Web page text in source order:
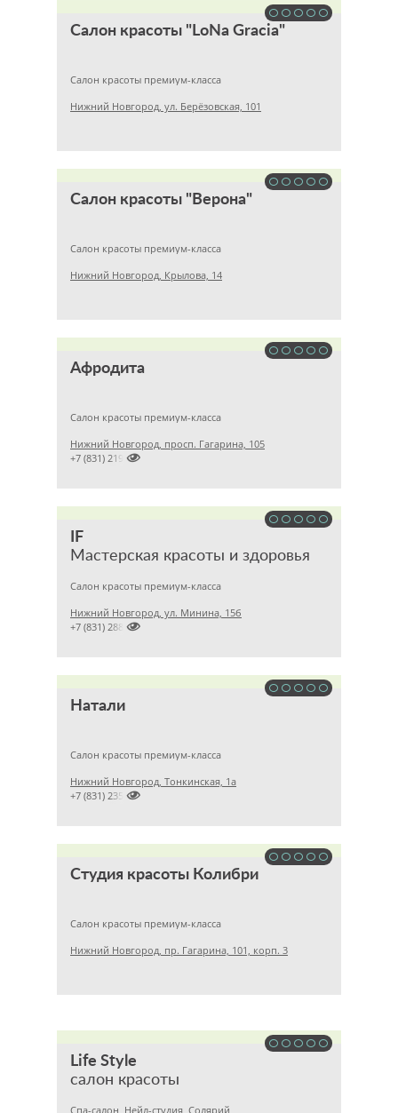
Салон красоты "LoNa Gracia"
Салон красоты премиум-класса
Нижний Новгород, ул. Берёзовская, 101
Салон красоты "Верона"
Салон красоты премиум-класса
Нижний Новгород, Крылова, 14
Афродита
Салон красоты премиум-класса
Нижний Новгород, просп. Гагарина, 105

+7 (831) 2199872
IF
Мастерская красоты и здоровья
Салон красоты премиум-класса
Нижний Новгород, ул. Минина, 15б

+7 (831) 2889345
Натали
Салон красоты премиум-класса
Нижний Новгород, Тонкинская, 1а

+7 (831) 2351583
Студия красоты Колибри
Салон красоты премиум-класса
Нижний Новгород, пр. Гагарина, 101, корп. 3
Life Style
салон красоты
Спа-салон, Нейл-студия, Солярий